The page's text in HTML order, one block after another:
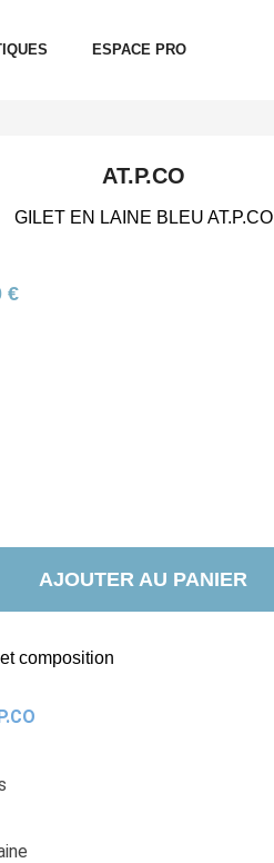
ESPACE PRO
AT.P.CO
GILET EN LAINE BLEU AT.P.CO
€
AJOUTER AU PANIER
composition